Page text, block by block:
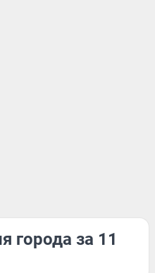
города за 11